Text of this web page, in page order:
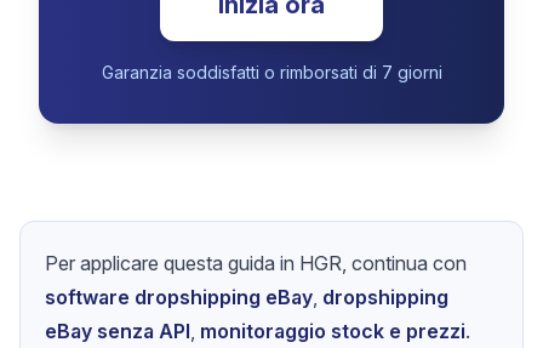
Garanzia soddisfatti o rimborsati di 7 giorni
Per applicare questa guida in HGR, continua con
software dropshipping eBay, dropshipping
eBay senza API, monitoraggio stock e prezzi.